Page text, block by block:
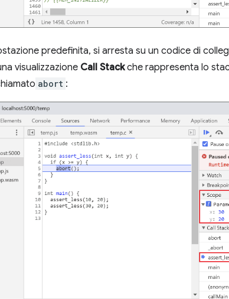
predefinita, si arresta su un codice di
visualizzazione Call Stackche rappresenta lo
abort :